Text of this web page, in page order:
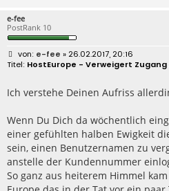
e-fee
PostRank 10
B
e
r
a
e-fee » 26.02.2017, 20:16
HostEurope - Verweigert Zugang
Ich verstehe Deinen Aufriss
Wenn Du Dich da wöchentlich
einer gefühlten halben Ewigkeit
sein, einen Benutzernamen zu
anstelle der Kundennummer
So ganz aus heiterem Himmel